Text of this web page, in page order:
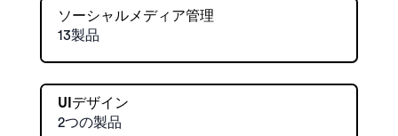
ソーシャルメディア管理
13製品
UIデザイン
2つの製品